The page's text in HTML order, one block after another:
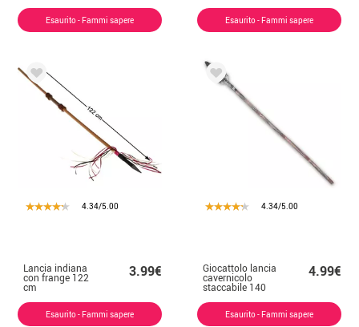
Esaurito - Fammi sapere Esaurito - Fammi sapere
4.34/5.00
Lancia indiana
con frange 122
cm
3.99€
Esaurito - Fammi sapere
4.34/5.00
Giocattolo lancia
cavernicolo
staccabile 140
4.99€
Esaurito - Fammi sapere